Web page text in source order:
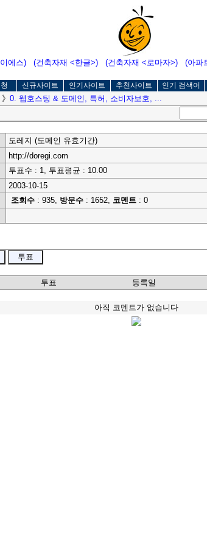
에스) (건축자재 <한글>) (건축자재 <로마자>) (아파
신규사이트 인기사이트 추천사이트 인기 검색어
》 0. 웹호스팅 & 도메인, 특허, 소비자보호, ...
도레지 (도메인 유효기간)
http://doregi.com
투표수 : 1, 투표평균 : 10.00
2003-10-15
조회수 : 935, 방문수 : 1652, 코멘트 : 0
투표 등록일
아직 코멘트가 없습니다